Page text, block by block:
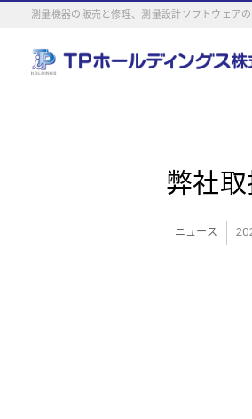
測量機器の販売と修理、測量設計ソフトウェア
弊社取
ニュース